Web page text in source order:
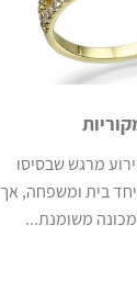
מרגש שבסיסו
בית ומשפחה, אך
משומנת...